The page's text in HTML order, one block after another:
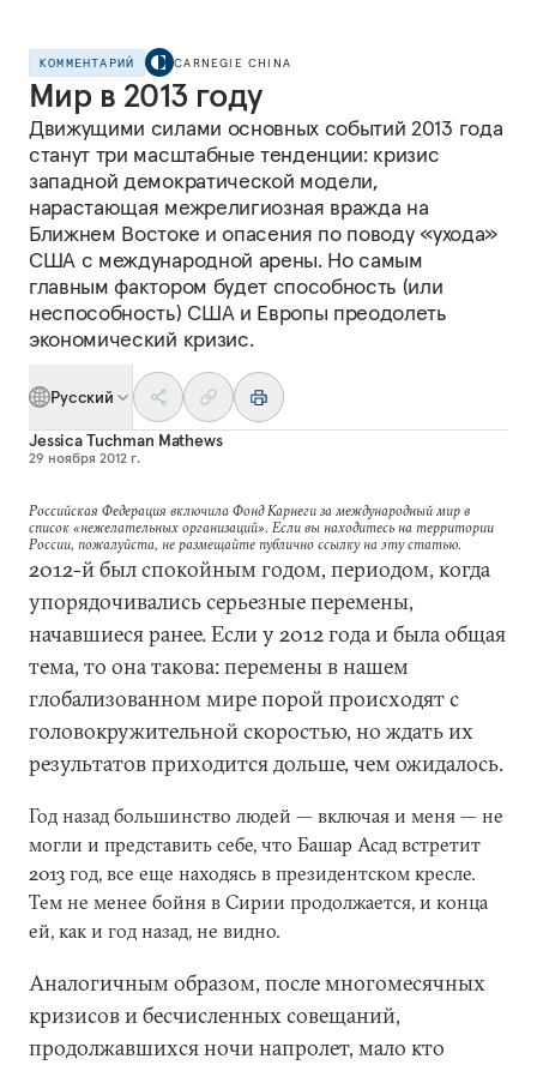
КОММЕНТАРИЙ CARNEGIE CHINA
Мир в 2013 году
Движущими силами основных событий 2013 года
станут три масштабные тенденции: кризис
западной демократической модели,
нарастающая межрелигиозная вражда на
Ближнем Востоке и опасения по поводу «ухода»
США с международной арены. Но самым
главным фактором будет способность (или
неспособность) США и Европы преодолеть
экономический кризис.
Русский
Jessica Tuchman Mathews
29 ноября 2012 г.
Российская Федерация включила Фонд Карнеги за международный мир в
список «нежелательных организаций». Если вы находитесь на территории
России, пожалуйста, не размещайте публично ссылку на эту статью.
2012-й был спокойным годом, периодом, когда
упорядочивались серьезные перемены,
начавшиеся ранее. Если у 2012 года и была общая
тема, то она такова: перемены в нашем
глобализованном мире порой происходят с
головокружительной скоростью, но ждать их
результатов приходится дольше, чем ожидалось.
Год назад большинство людей — включая и меня — не
могли и представить себе, что Башар Асад встретит
2013 год, все еще находясь в президентском кресле.
Тем не менее бойня в Сирии продолжается, и конца
ей, как и год назад, не видно.
Аналогичным образом, после многомесячных
кризисов и бесчисленных совещаний,
продолжавшихся ночи напролет, мало кто